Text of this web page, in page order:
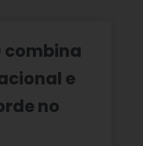
combina
e
no